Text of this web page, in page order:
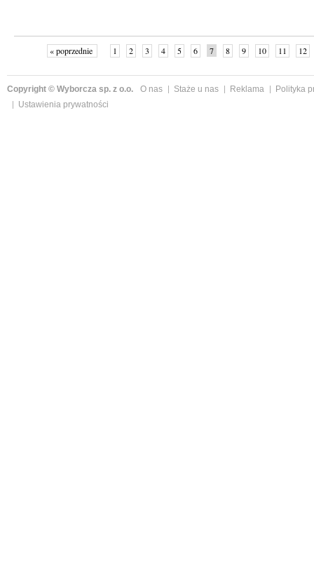
« poprzednie 1 2 3 4 5 6 7 8 9 10 11 12
Copyright © Wyborcza sp. z o.o. O nas Staże u nas Reklama
Polityka
Ustawienia prywatności